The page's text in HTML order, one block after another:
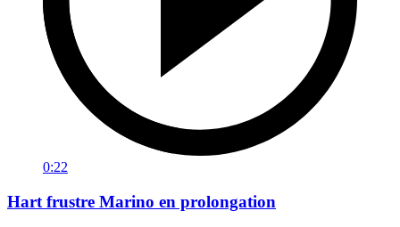
0:22
Hart frustre Marino en prolongation